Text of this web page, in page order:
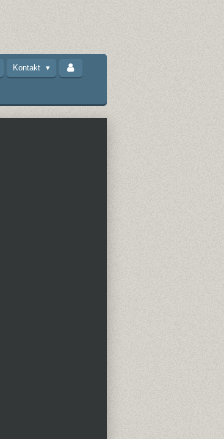
Kontakt